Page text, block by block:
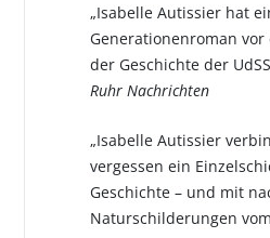
„Isabelle Autissier hat
Generationenroman
der Geschichte der
Ruhr Nachrichten
„Isabelle Autissier
vergessen ein
Geschichte – und mit
Naturschilderungen